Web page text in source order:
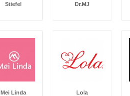
Stiefel Dr.MJ
Mei Linda Lola